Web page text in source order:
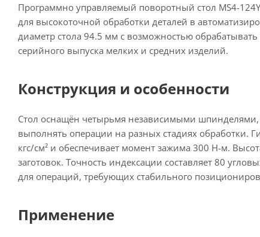
Программно управляемый поворотный стол MS4-
для высокоточной обработки деталей в
диаметр стола 94.5 мм с возможностью
серийного выпуска мелких и средних изделий.
Конструкция и особенности
Стол оснащён четырьмя независимыми шпинделями,
выполнять операции на разных стадиях обработки.
кгс/см² и обеспечивает момент зажима 300 Н-м.
заготовок. Точность индексации составляет 80
для операций, требующих стабильного
Применение